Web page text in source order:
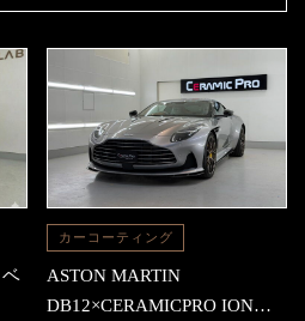
ベ
カーコーティング
ASTON MARTIN
DB12×CERAMICPRO ION施